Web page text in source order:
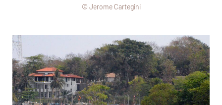
© Jerome Cartegini